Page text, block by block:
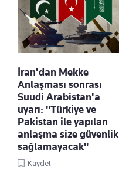
İran'dan Mekke
Anlaşması sonrası
Suudi Arabistan'a
uyarı: "Türkiye ve
Pakistan ile yapılan
anlaşma size güvenlik
sağlamayacak"
Kaydet